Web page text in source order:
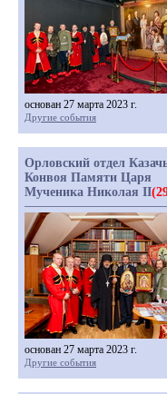
основан 27 марта 2023 г.
Другие события
Орловский отдел
Конвоя Памяти Царя
Мученика Николая II
основан 27 марта 2023 г.
Другие события